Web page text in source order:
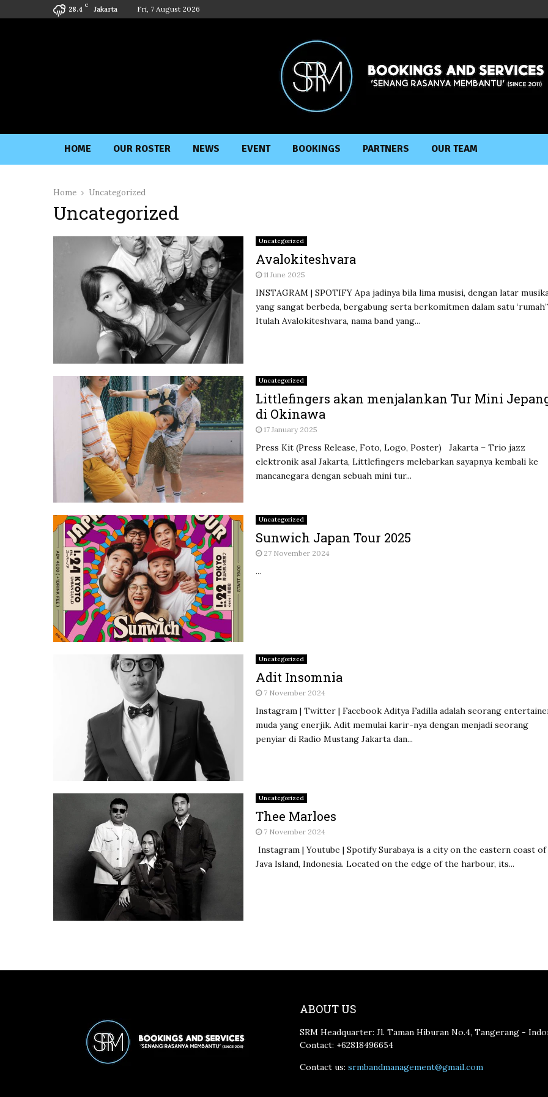
28.4 C Jakarta Fri, 7 August 2026
HOME OUR ROSTER NEWS EVENT BOOKINGS PARTNERS OUR TEAM
Home Uncategorized
Uncategorized
Uncategorized
Avalokiteshvara
11 June 2025
INSTAGRAM | SPOTIFY Apa jadinya bila lima musisi, dengan latar
yang sangat berbeda, bergabung serta berkomitmen dalam satu
Itulah Avalokiteshvara, nama band yang...
Uncategorized
Littlefingers akan menjalankan Tur Mini
di Okinawa
17 January 2025
Press Kit (Press Release, Foto, Logo, Poster) Jakarta – Trio jazz
elektronik asal Jakarta, Littlefingers melebarkan sayapnya kembali ke
mancanegara dengan sebuah mini tur...
Uncategorized
Sunwich Japan Tour 2025
27 November 2024
...
Uncategorized
Adit Insomnia
7 November 2024
Instagram | Twitter | Facebook Aditya Fadilla adalah seorang
muda yang enerjik. Adit memulai karir-nya dengan menjadi seorang
penyiar di Radio Mustang Jakarta dan...
Uncategorized
Thee Marloes
7 November 2024
Instagram | Youtube | Spotify Surabaya is a city on the eastern coast of
Java Island, Indonesia. Located on the edge of the harbour, its...
ABOUT US
SRM Headquarter: Jl. Taman Hiburan No.4, Tangerang -
Contact: +62818496654
Contact us:srmbandmanagement@gmail.com